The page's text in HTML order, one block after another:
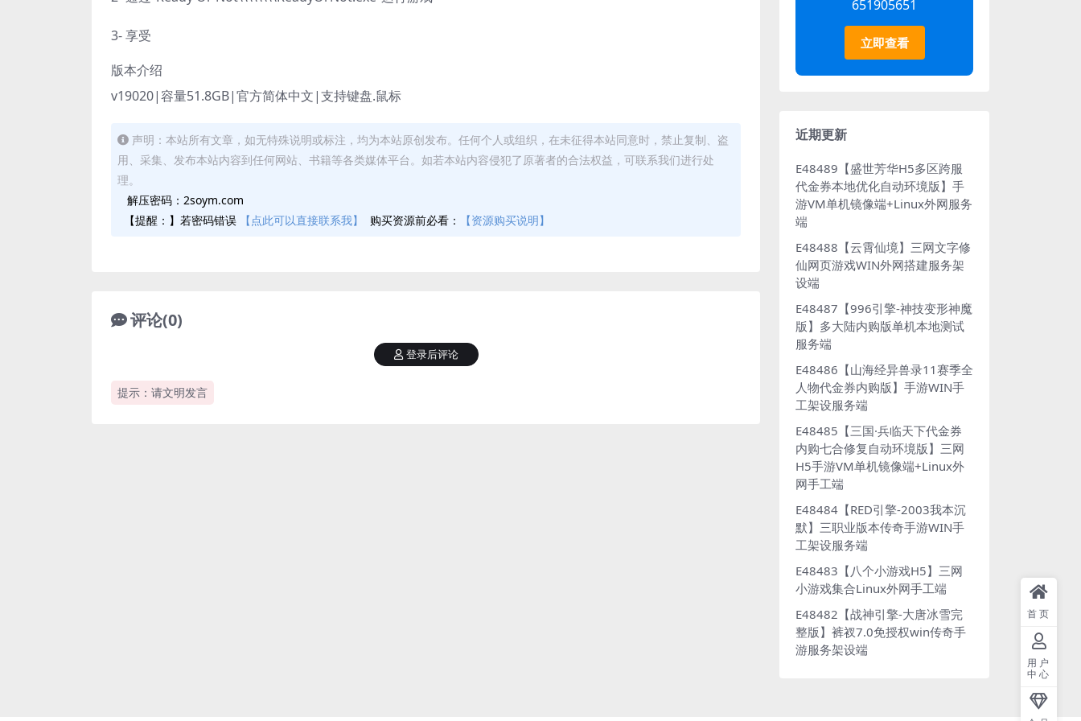
3- 享受
版本介绍
v19020|容量51.8GB|官方简体中文|支持键盘.鼠标
声明：本站所有文章，如无特殊说明或标注，均为本站原创发布。任何个人或组织，在未征得本站同意时，禁止复制、盗
用、采集、发布本站内容到任何网站、书籍等各类媒体平台。如若本站内容侵犯了原著者的合法权益，可联系我们进行处
理。
解压密码：2soym.com
【提醒：】若密码错误
【点此可以直接联系我】 购买资源前必看： 【资源购买说明】
评论(0)
提示：请文明发言
登录后评论
651905651
立即查看
近期更新
E48489【盛世芳华H5多区跨服
代金券本地优化自动环境版】手
游VM单机镜像端+Linux外网服务
端
E48488【云霄仙境】三网文字修
仙网页游戏WIN外网搭建服务架
设端
E48487【996引擎-神技变形神魔
版】多大陆内购版单机本地测试
服务端
E48486【山海经异兽录11赛季全
人物代金券内购版】手游WIN手
工架设服务端
E48485【三国·兵临天下代金券
内购七合修复自动环境版】三网
H5手游VM单机镜像端+Linux外
网手工端
E48484【RED引擎-2003我本沉
默】三职业版本传奇手游WIN手
工架设服务端
E48483【八个小游戏H5】三网
小游戏集合Linux外网手工端
E48482【战神引擎-大唐冰雪完
整版】裤衩7.0免授权win传奇手
游服务架设端
首页
用户
中心